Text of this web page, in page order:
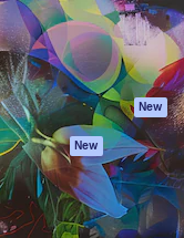
Gerador de vídeos
Texto para voz
Conteúdo de stock
MCP para
Claude/ChatGPT
New
Agentes New
API
App móvel
Todas as